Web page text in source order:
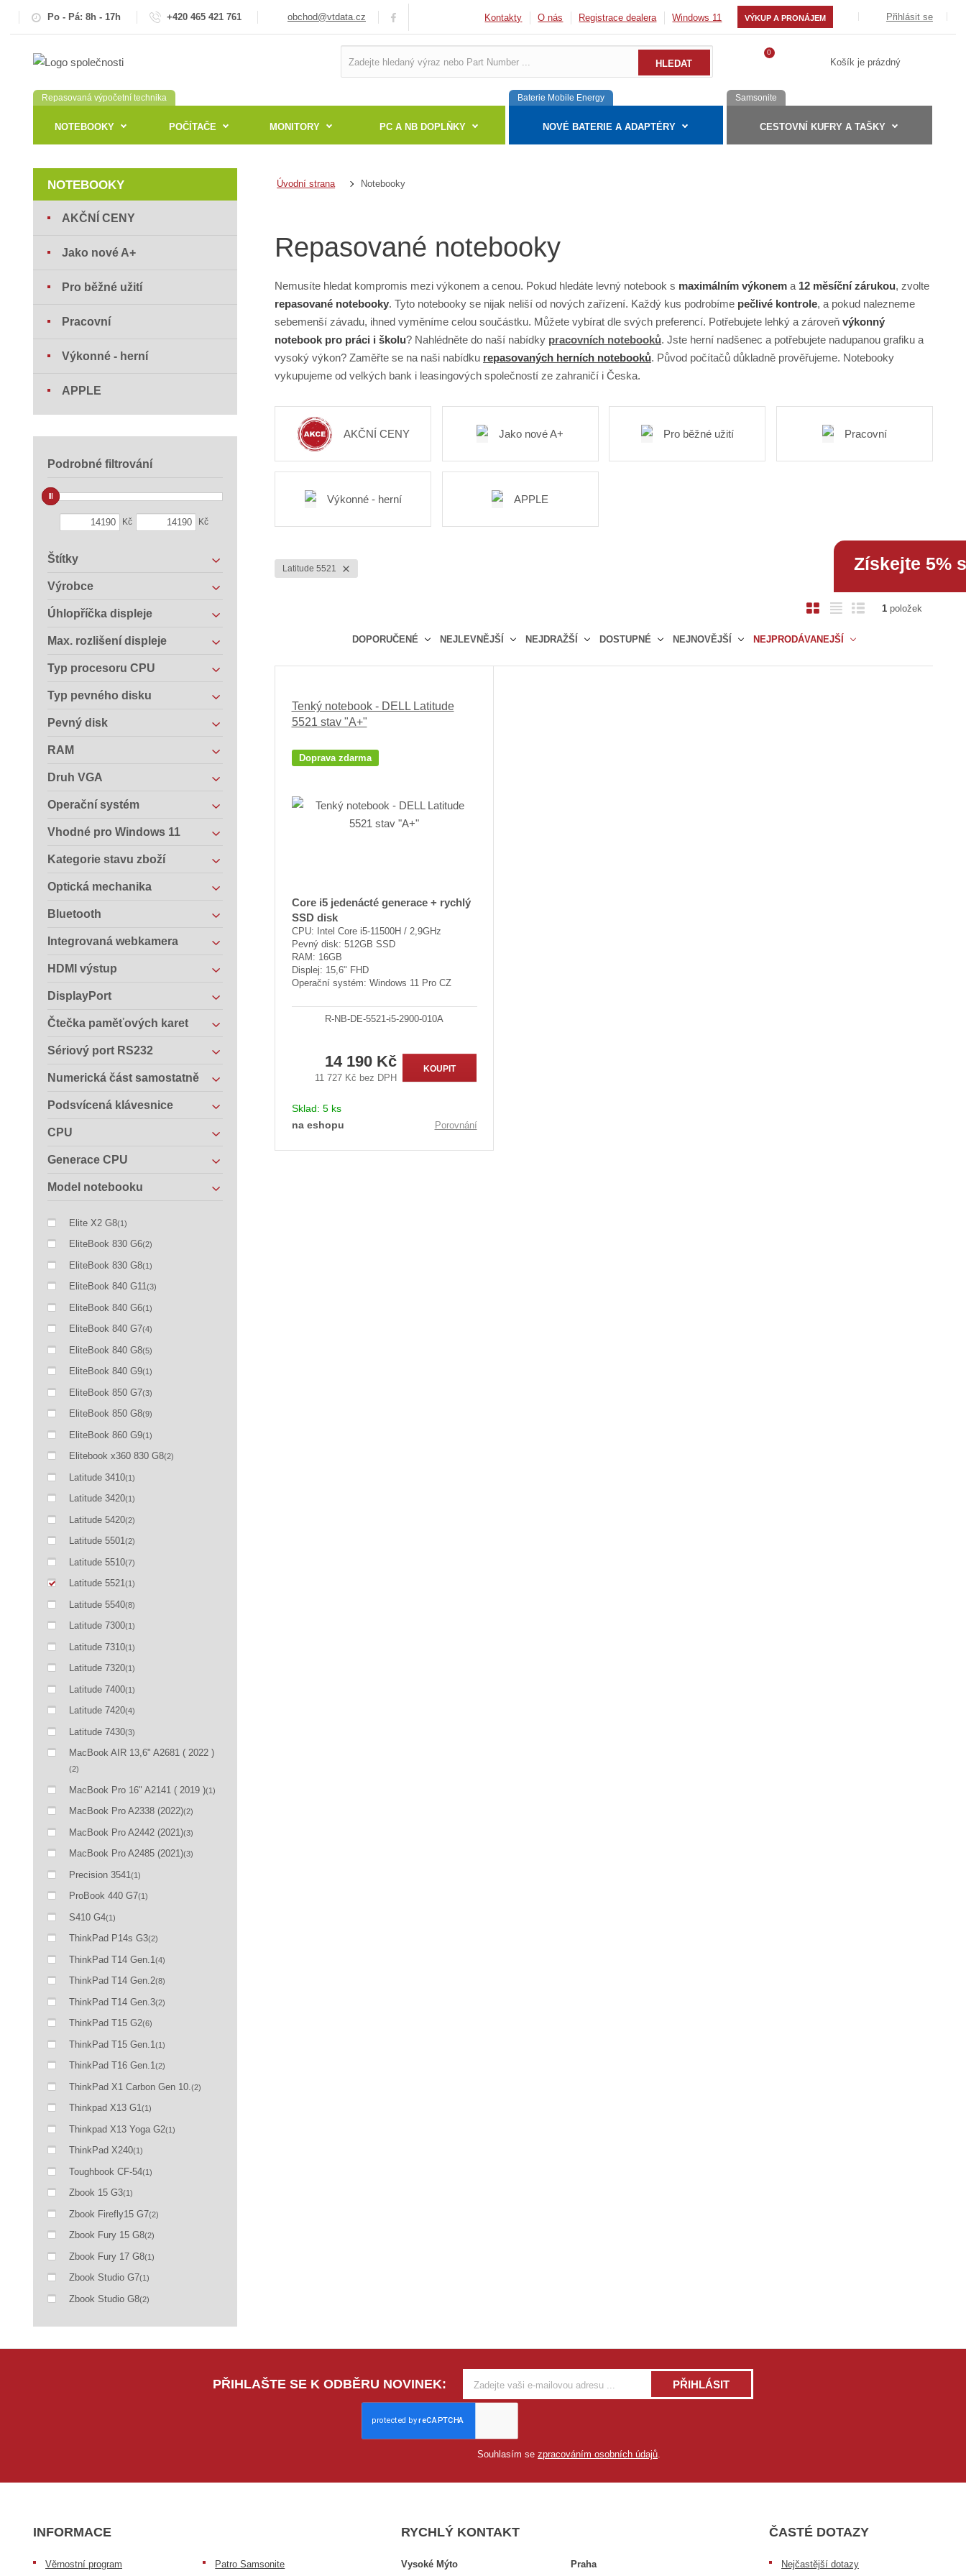
Po - Pá: 8h - 17h +420 465 421 761 obchod@vtdata.cz Kontakty O nás Registrace dealera Windows 11 VÝKUP A PRONÁJEM Přihlásit se
0
Košík je prázdný
Repasovaná výpočetní technika
NOTEBOOKY POČÍTAČE MONITORY PC A NB DOPLŇKY
Baterie Mobile Energy
NOVÉ BATERIE A ADAPTÉRY
Samsonite
CESTOVNÍ KUFRY A TAŠKY
Úvodní strana Notebooky
Repasované notebooky
Nemusíte hledat kompromis mezi výkonem a cenou. Pokud hledáte levný notebook s maximálním výkonem a 12 měsíční zárukou, zvolte
repasované notebooky. Tyto notebooky se nijak neliší od nových zařízení. Každý kus podrobíme pečlivé kontrole, a pokud nalezneme
sebemenší závadu, ihned vyměníme celou součástku. Můžete vybírat dle svých preferencí. Potřebujete lehký a zároveň výkonný
notebook pro práci i školu? Nahlédněte do naší nabídky pracovních notebooků. Jste herní nadšenec a potřebujete nadupanou grafiku a
vysoký výkon? Zaměřte se na naši nabídku repasovaných herních notebooků. Původ počítačů důkladně prověřujeme. Notebooky
vykupujeme od velkých bank i leasingových společností ze zahraničí i Česka.
AKČNÍ CENY Jako nové A+ Pro běžné užití Pracovní
Výkonné - herní APPLE
Latitude 5521
DOPORUČENÉ NEJLEVNĚJŠÍ NEJDRAŽŠÍ DOSTUPNÉ NEJNOVĚJŠÍ NEJPRODÁVANEJŠÍ
r
T
b
1položek
Tenký notebook - DELL Latitude
5521 stav "A+"
Doprava zdarma
Core i5 jedenácté generace + rychlý
SSD disk
CPU: Intel Core i5-11500H / 2,9GHz
Pevný disk: 512GB SSD
RAM: 16GB
Displej: 15,6" FHD
Operační systém: Windows 11 Pro CZ
R-NB-DE-5521-i5-2900-010A
14 190 Kč
11 727 Kč bez DPH
KOUPIT
Sklad: 5 ks
na eshopu
Porovnání
NOTEBOOKY
AKČNÍ CENY
Jako nové A+
Pro běžné užití
Pracovní
Výkonné - herní
APPLE
Podrobné filtrování
Kč Kč
Štítky
Výrobce
Úhlopříčka displeje
Max. rozlišení displeje
Typ procesoru CPU
Typ pevného disku
Pevný disk
RAM
Druh VGA
Operační systém
Vhodné pro Windows 11
Kategorie stavu zboží
Optická mechanika
Bluetooth
Integrovaná webkamera
HDMI výstup
DisplayPort
Čtečka paměťových karet
Sériový port RS232
Numerická část samostatně
Podsvícená klávesnice
CPU
Generace CPU
Model notebooku
Elite X2 G8(1)
EliteBook 830 G6(2)
EliteBook 830 G8(1)
EliteBook 840 G11(3)
EliteBook 840 G6(1)
EliteBook 840 G7(4)
EliteBook 840 G8(5)
EliteBook 840 G9(1)
EliteBook 850 G7(3)
EliteBook 850 G8(9)
EliteBook 860 G9(1)
Elitebook x360 830 G8(2)
Latitude 3410(1)
Latitude 3420(1)
Latitude 5420(2)
Latitude 5501(2)
Latitude 5510(7)
Latitude 5521(1)
Latitude 5540(8)
Latitude 7300(1)
Latitude 7310(1)
Latitude 7320(1)
Latitude 7400(1)
Latitude 7420(4)
Latitude 7430(3)
MacBook AIR 13,6" A2681 ( 2022 )
(2)
MacBook Pro 16" A2141 ( 2019 )(1)
MacBook Pro A2338 (2022)(2)
MacBook Pro A2442 (2021)(3)
MacBook Pro A2485 (2021)(3)
Precision 3541(1)
ProBook 440 G7(1)
S410 G4(1)
ThinkPad P14s G3(2)
ThinkPad T14 Gen.1(4)
ThinkPad T14 Gen.2(8)
ThinkPad T14 Gen.3(2)
ThinkPad T15 G2(6)
ThinkPad T15 Gen.1(1)
ThinkPad T16 Gen.1(2)
ThinkPad X1 Carbon Gen 10.(2)
Thinkpad X13 G1(1)
Thinkpad X13 Yoga G2(1)
ThinkPad X240(1)
Toughbook CF-54(1)
Zbook 15 G3(1)
Zbook Firefly15 G7(2)
Zbook Fury 15 G8(2)
Zbook Fury 17 G8(1)
Zbook Studio G7(1)
Zbook Studio G8(2)
PŘIHLAŠTE SE K ODBĚRU NOVINEK: PŘIHLÁSIT
Souhlasím se zpracováním osobních údajů.
INFORMACE
Věrnostní program Patro Samsonite
Získejte 5%
RYCHLÝ KONTAKT
Vysoké Mýto
Praha
ČASTÉ DOTAZY
Nejčastější dotazy